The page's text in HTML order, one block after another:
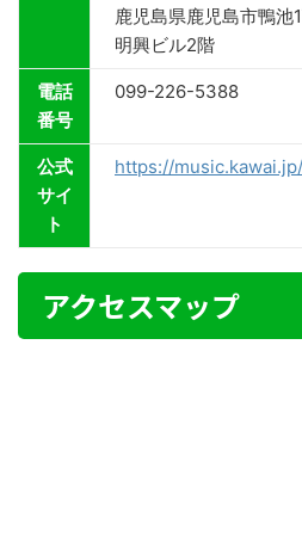
鹿児島県鹿児島市鴨池
明興ビル2階
電話
番号
099-226-5388
公式
サイ
ト
https://
アクセスマップ